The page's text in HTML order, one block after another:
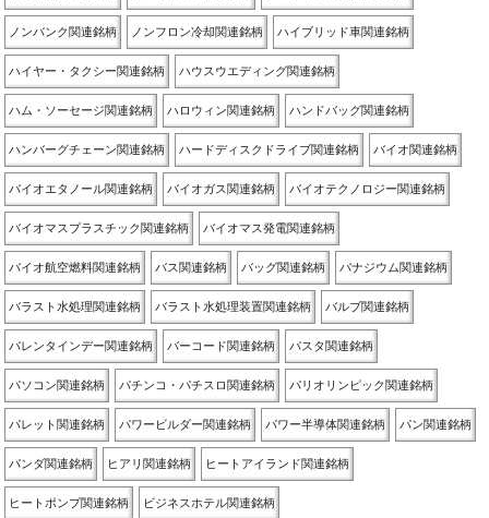
ノンバンク関連銘柄 ノンフロン冷却関連銘柄 ハイブリッド車関連銘柄
ハイヤー・タクシー関連銘柄 ハウスウエディング関連銘柄
ハム・ソーセージ関連銘柄 ハロウィン関連銘柄 ハンドバッグ関連銘柄
ハンバーグチェーン関連銘柄 ハードディスクドライブ関連銘柄 バイオ関連銘柄
バイオエタノール関連銘柄 バイオガス関連銘柄 バイオテクノロジー関連銘柄
バイオマスプラスチック関連銘柄 バイオマス発電関連銘柄
バイオ航空燃料関連銘柄 バス関連銘柄 バッグ関連銘柄 バナジウム関連銘柄
バラスト水処理関連銘柄 バラスト水処理装置関連銘柄 バルブ関連銘柄
バレンタインデー関連銘柄 バーコード関連銘柄 パスタ関連銘柄
パソコン関連銘柄 パチンコ・パチスロ関連銘柄 パリオリンピック関連銘柄
パレット関連銘柄 パワービルダー関連銘柄 パワー半導体関連銘柄 パン関連銘柄
パンダ関連銘柄 ヒアリ関連銘柄 ヒートアイランド関連銘柄
ヒートポンプ関連銘柄 ビジネスホテル関連銘柄